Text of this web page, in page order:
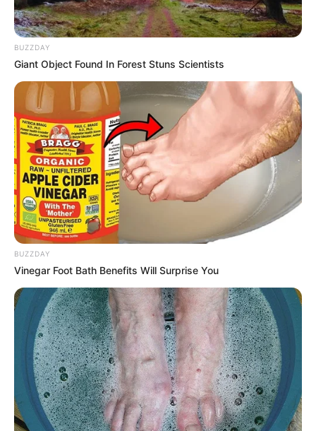
Xəbər verdiyimiz kimi, Təbrizdə Azərbaycanın konsulu
Oxu24.comxəbər verir ki, o uzun müddət diplomatik
orqanlarda çalışıb.
Mərhum uzun müddət Səudiyyə Ərəbistanının səfirliyində
fəaliyyət göstərib.
AZXEBER.COM onun fotosunu təqdim edir.
BUZZDAY
Giant Object Found In Forest Stuns Scientists
BUZZDAY
Vinegar Foot Bath Benefits Will Surprise You